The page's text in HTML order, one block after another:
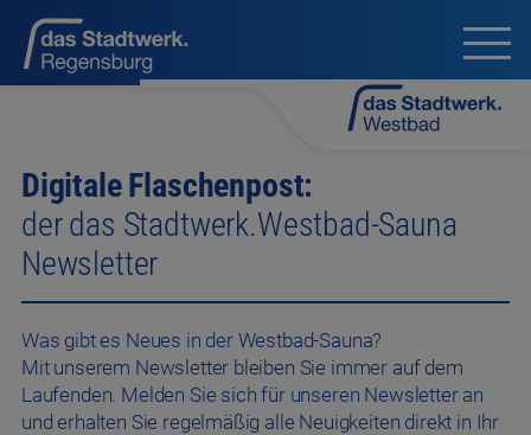
Digitale Flaschenpost:
der das Stadtwerk.Westbad-Sauna
Newsletter
Was gibt es Neues in der Westbad-Sauna?
Mit unserem Newsletter bleiben Sie immer auf dem
Laufenden. Melden Sie sich für unseren Newsletter an
und erhalten Sie regelmäßig alle Neuigkeiten direkt in Ihr